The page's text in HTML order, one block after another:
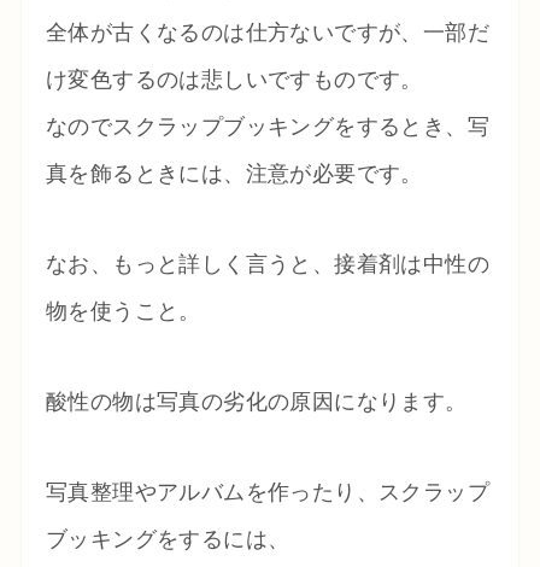
全体が古くなるのは仕方ないですが、一部だ
け変色するのは悲しいですものです。
なのでスクラップブッキングをするとき、写
真を飾るときには、注意が必要です。
なお、もっと詳しく言うと、接着剤は中性の
物を使うこと。
酸性の物は写真の劣化の原因になります。
写真整理やアルバムを作ったり、スクラップ
ブッキングをするには、